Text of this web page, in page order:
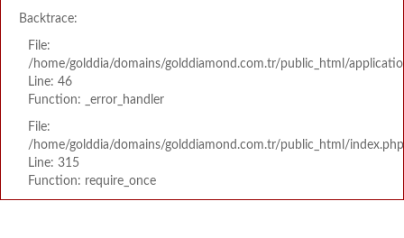
Backtrace:
File:
/home/golddia/domains/golddiamond.com.tr/public_html/
Line: 46
Function: _error_handler
File:
/home/golddia/domains/golddiamond.com.tr/public_html/index.php
Line: 315
Function: require_once